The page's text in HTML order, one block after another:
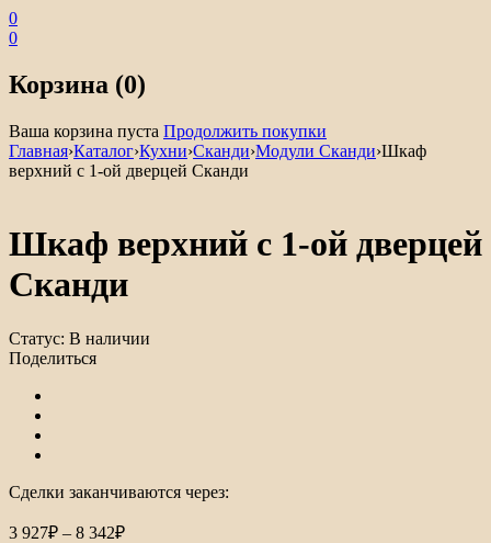
0
0
Корзина (0)
Ваша корзина пуста Продолжить покупки
Главная›Каталог›Кухни›Сканди›Модули Сканди›Шкаф
верхний с 1-ой дверцей Сканди
Шкаф верхний с 1-ой дверцей
Сканди
Статус: В наличии
Поделиться
Сделки заканчиваются через:
3 927₽ – 8 342₽Диапазон